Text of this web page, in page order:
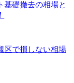
基礎撤去の相場と
区で損しない相場